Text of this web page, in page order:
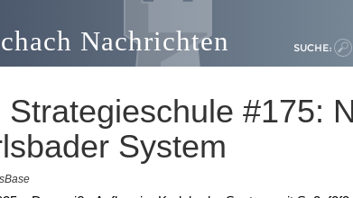
Nachrichten SUCHE:
Strategieschule #175:
System